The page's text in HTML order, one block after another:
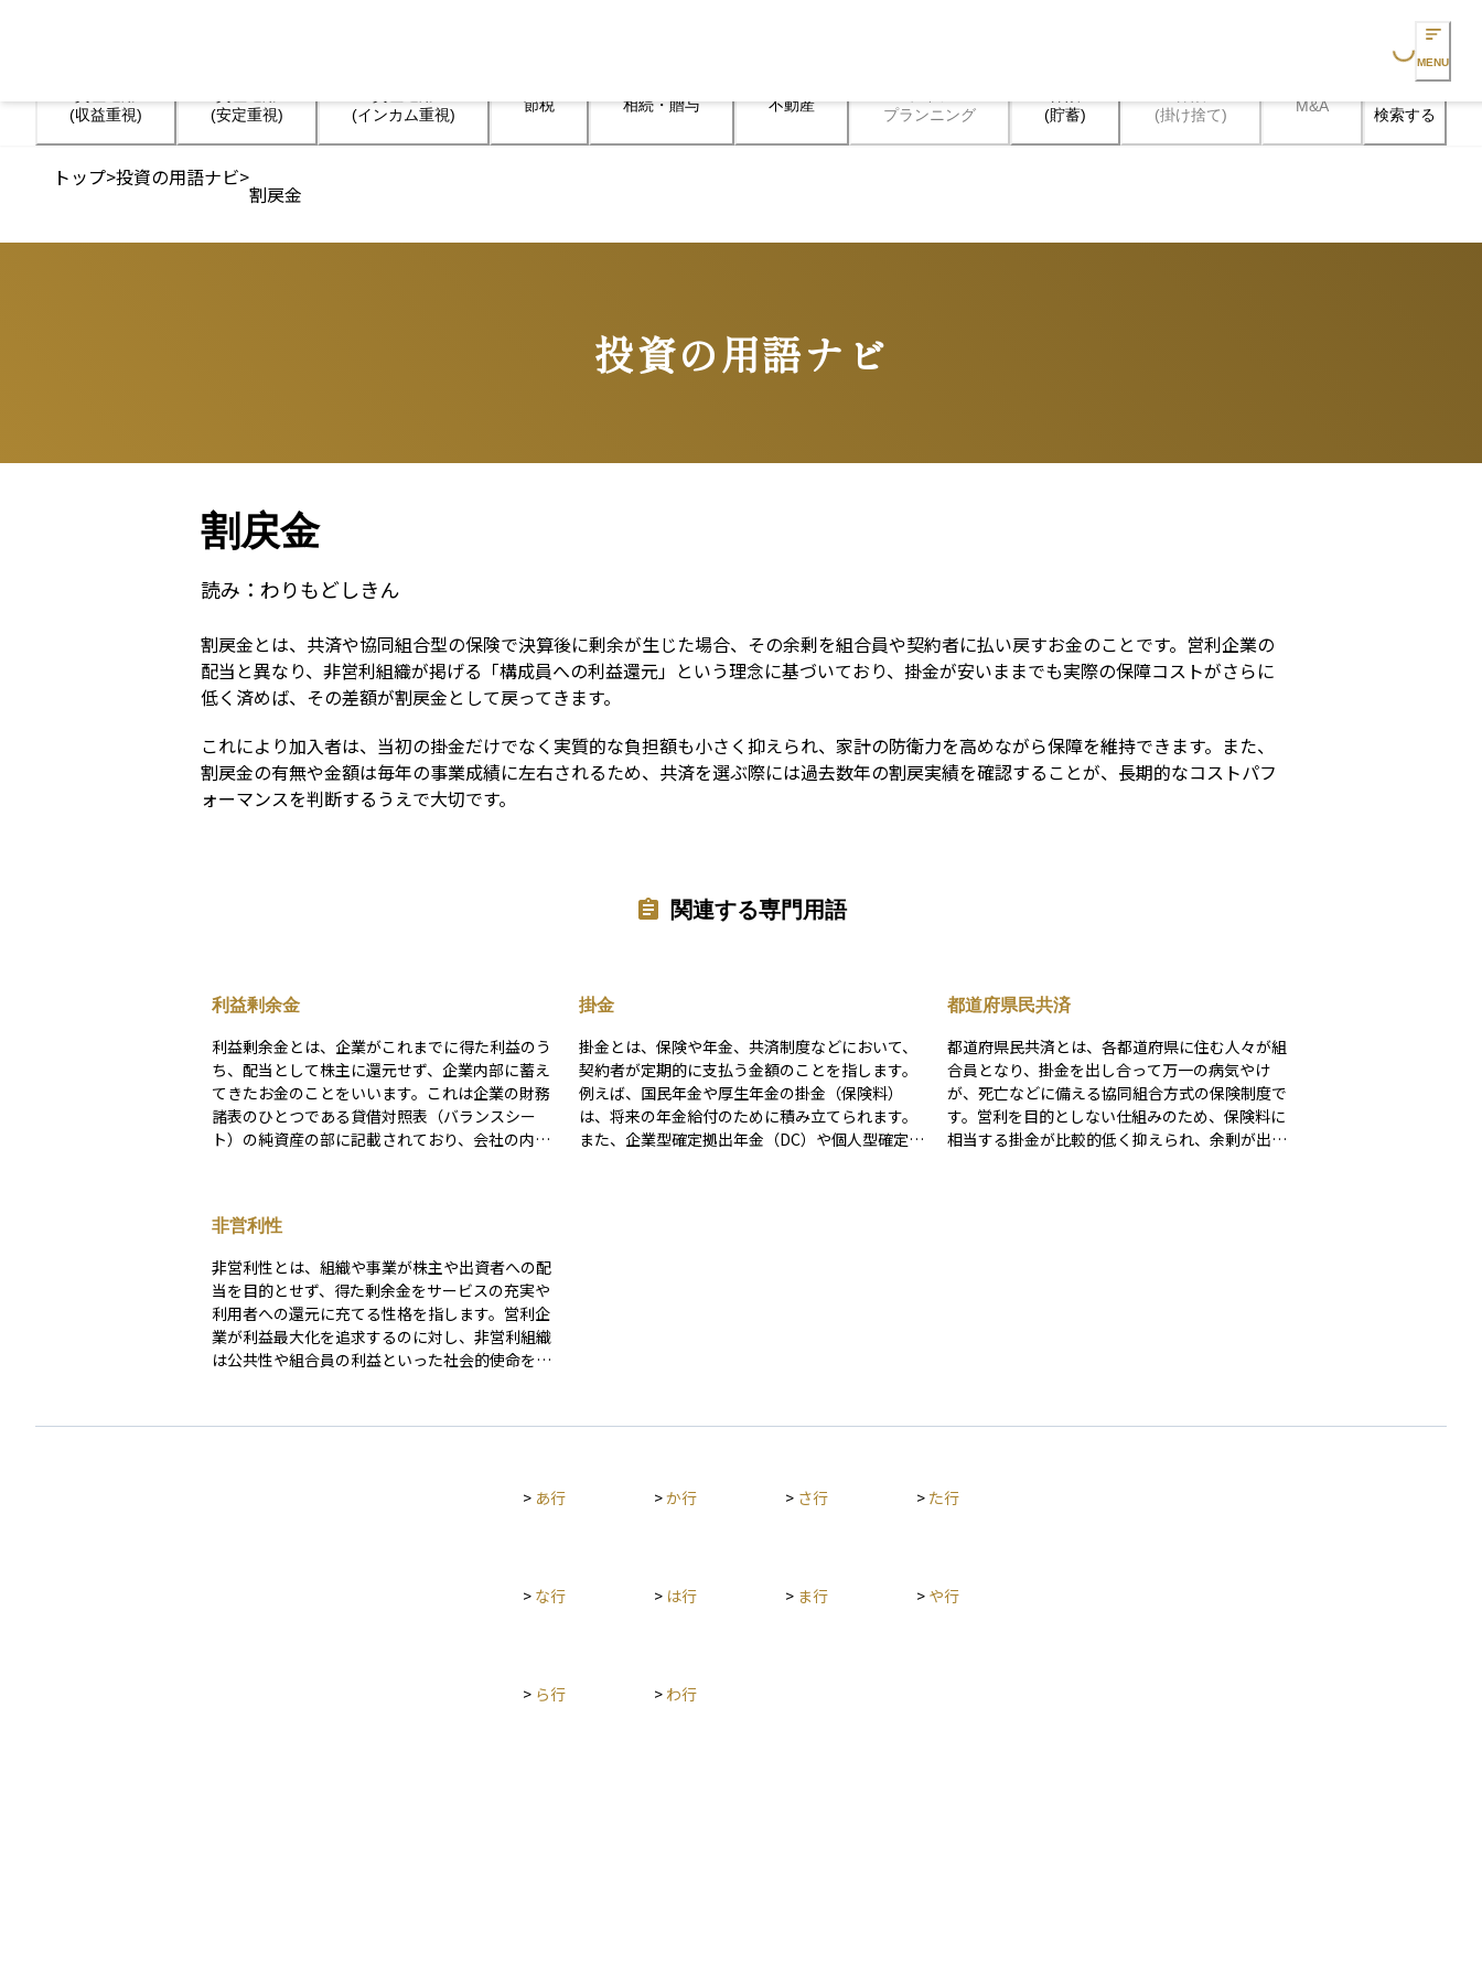
Loading... MENU
(収益重視)
(安定重視)
(インカム重視)
節税 相続・贈与 不動産
プランニング
(貯蓄)
(掛け捨て)
M&A 検索する
トップ>投資の用語ナビ>
割戻金
投資の用語ナビ
Terms
割戻金
読み： わりもどしきん
割戻金とは、共済や協同組合型の保険で決算後に剰余が生じた場合、その余剰を組合員や契約者に払い戻すお金のことです。営利企業の
配当と異なり、非営利組織が掲げる「構成員への利益還元」という理念に基づいており、掛金が安いままでも実際の保障コストがさらに
低く済めば、その差額が割戻金として戻ってきます。
これにより加入者は、当初の掛金だけでなく実質的な負担額も小さく抑えられ、家計の防衛力を高めながら保障を維持できます。また、
割戻金の有無や金額は毎年の事業成績に左右されるため、共済を選ぶ際には過去数年の割戻実績を確認することが、長期的なコストパフ
ォーマンスを判断するうえで大切です。
関連する専門用語
利益剰余金
利益剰余金とは、企業がこれまでに得た利益のう
ち、配当として株主に還元せず、企業内部に蓄え
てきたお金のことをいいます。これは企業の財務
諸表のひとつである貸借対照表（バランスシー
ト）の純資産の部に記載されており、会社の内部
金が多い企業は、自己資本が厚く、将来の設備投
資や不測の事態への備えができていると評価され
ることがあります。一方で、利益を株主に還元せ
ずため込みすぎていると見なされると、株主から
批判を受けることもあります。 投資家にとって
は、その企業がどのように利益を使っているかを
知る手がかりとなる指標であり、企業の成長性や
掛金
掛金とは、保険や年金、共済制度などにおいて、
契約者が定期的に支払う金額のことを指します。
例えば、国民年金や厚生年金の掛金（保険料）
は、将来の年金給付のために積み立てられます。
また、企業型確定拠出年金（DC）や個人型確定拠
都道府県民共済
都道府県民共済とは、各都道府県に住む人々が組
合員となり、掛金を出し合って万一の病気やけ
が、死亡などに備える協同組合方式の保険制度で
す。営利を目的としない仕組みのため、保険料に
相当する掛金が比較的低く抑えられ、余剰が出た
非営利性
非営利性とは、組織や事業が株主や出資者への配
当を目的とせず、得た剰余金をサービスの充実や
利用者への還元に充てる性格を指します。営利企
業が利益最大化を追求するのに対し、非営利組織
は公共性や組合員の利益といった社会的使命を第
ます。資産運用や保険分野では、共済や協同組合
> あ行 >か行 > さ行 > た行
> な行 > は行 > ま行 > や行
> ら行 > わ行